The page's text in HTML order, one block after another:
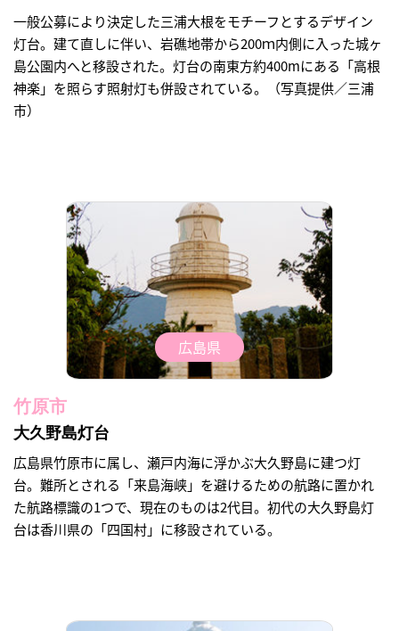
一般公募により決定した三浦大根をモチーフとするデザイン
灯台。建て直しに伴い、岩礁地帯から200ｍ内側に入った城ヶ
島公園内へと移設された。灯台の南東方約400mにある「高根
神楽」を照らす照射灯も併設されている。（写真提供／三浦
市）
広島県
竹原市
大久野島灯台
広島県竹原市に属し、瀬戸内海に浮かぶ大久野島に建つ灯
台。難所とされる「来島海峡」を避けるための航路に置かれ
た航路標識の1つで、現在のものは2代目。初代の大久野島灯
台は香川県の「四国村」に移設されている。